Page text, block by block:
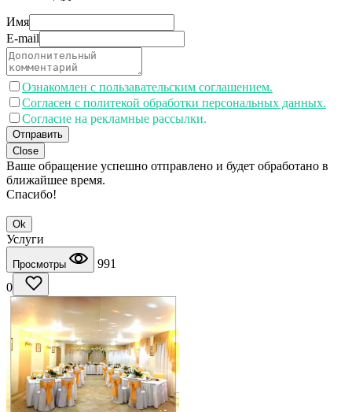
Имя
E-mail
Ознакомлен с пользавательским соглашением.
Согласен с политекой обработки персональных данных.
Согласие на рекламные рассылки.
Отправить
Close
Ваше обращение успешно отправлено и будет обработано в
ближайшее время.
Спасибо!
Ok
Услуги
Просмотры
991
0